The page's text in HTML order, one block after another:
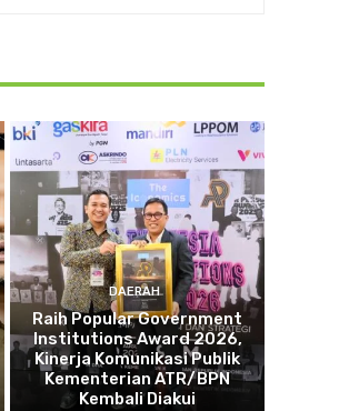
DAERAH
Raih Popular Government
Institutions Award 2026,
Kinerja Komunikasi Publik
Kementerian ATR/BPN
Kembali Diakui